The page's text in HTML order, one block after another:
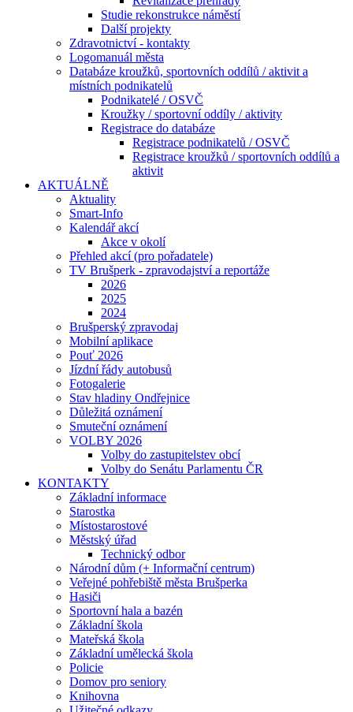
Studie rekonstrukce náměstí
Další projekty
Zdravotnictví - kontakty
Logomanuál města
Databáze kroužků, sportovních oddílů / aktivit a
místních podnikatelů
Podnikatelé / OSVČ
Kroužky / sportovní oddíly / aktivity
Registrace do databáze
Registrace podnikatelů / OSVČ
Registrace kroužků / sportovních oddílů a
aktivit
AKTUÁLNĚ
Aktuality
Smart-Info
Kalendář akcí
Akce v okolí
Přehled akcí (pro pořadatele)
TV Brušperk - zpravodajství a reportáže
2026
2025
2024
Brušperský zpravodaj
Mobilní aplikace
Pouť 2026
Jízdní řády autobusů
Fotogalerie
Stav hladiny Ondřejnice
Důležitá oznámení
Smuteční oznámení
VOLBY 2026
Volby do zastupitelstev obcí
Volby do Senátu Parlamentu ČR
KONTAKTY
Základní informace
Starostka
Místostarostové
Městský úřad
Technický odbor
Národní dům (+ Informační centrum)
Veřejné pohřebiště města Brušperka
Hasiči
Sportovní hala a bazén
Základní škola
Mateřská škola
Základní umělecká škola
Policie
Domov pro seniory
Knihovna